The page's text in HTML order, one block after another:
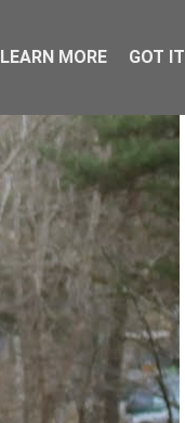
LEARN MORE GOT IT